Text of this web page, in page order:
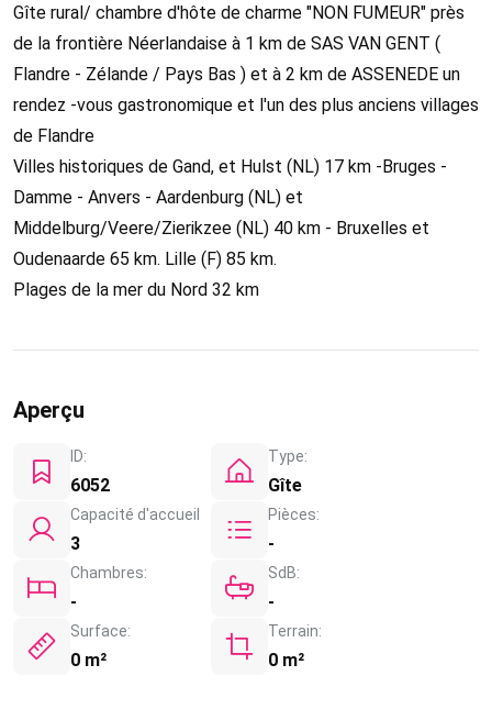
Gîte rural/ chambre d'hôte de charme "NON FUMEUR" près
de la frontière Néerlandaise à 1 km de SAS VAN GENT (
Flandre - Zélande / Pays Bas ) et à 2 km de ASSENEDE un
rendez -vous gastronomique et l'un des plus anciens villages
de Flandre
Villes historiques de Gand, et Hulst (NL) 17 km -Bruges -
Damme - Anvers - Aardenburg (NL) et
Middelburg/Veere/Zierikzee (NL) 40 km - Bruxelles et
Oudenaarde 65 km. Lille (F) 85 km.
Plages de la mer du Nord 32 km
Aperçu
ID:
6052
Type:
Gîte
Capacité d'accueil
3
Pièces:
-
Chambres:
-
SdB:
-
Surface:
0 m²
Terrain:
0 m²